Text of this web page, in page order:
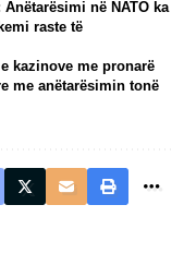
në NATO ka
raste të
kazinove me pronarë
me anëtarësimin tonë